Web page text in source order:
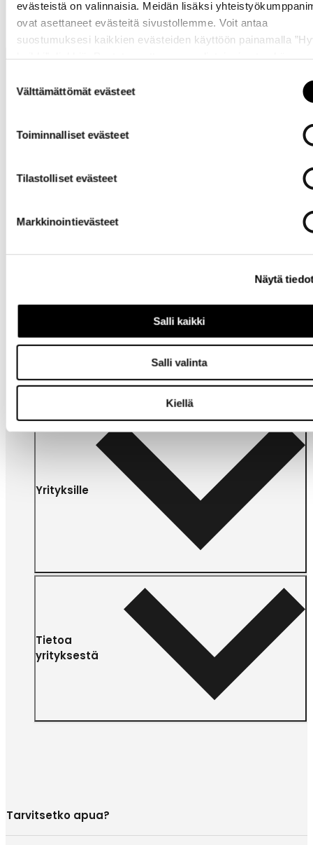
evästeistä on valinnaisia. Meidän lisäksi
ovat asettaneet evästeitä sivustollemme. Voit antaa
suostumuksesi kaikkien evästeiden käyttöön painamalla
valinta
Välttämättömät evästeet
Toiminnalliset evästeet
Tilastolliset evästeet
Markkinointievästeet
Näytä
Salli kaikki
Salli valinta
Kiellä
apua?
Yrityksille
Tietoa
yrityksestä
Tarvitsetko apua?